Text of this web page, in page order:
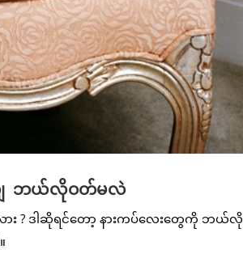
ျ ဘယ်လိုဝတ်မလဲ
း ? ဒါဆိုရင်တော့ နားကပ်လေးတွေကို ဘယ်လို